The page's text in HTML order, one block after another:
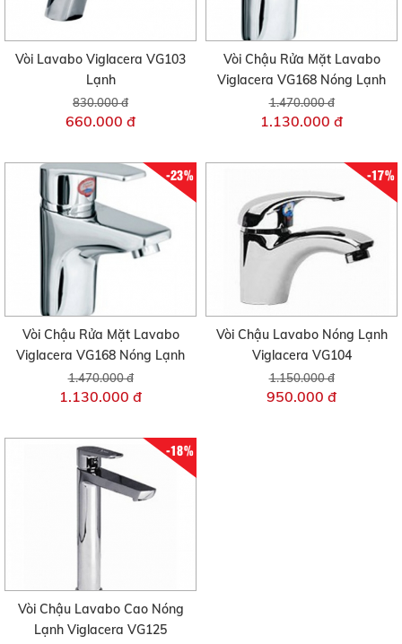
Vòi Lavabo Viglacera VG103
Lạnh
830.000 đ
660.000 đ
Vòi Chậu Rửa Mặt Lavabo
Viglacera VG168 Nóng Lạnh
1.470.000 đ
1.130.000 đ
-23%
Vòi Chậu Rửa Mặt Lavabo
Viglacera VG168 Nóng Lạnh
1.470.000 đ
1.130.000 đ
-17%
Vòi Chậu Lavabo Nóng Lạnh
Viglacera VG104
1.150.000 đ
950.000 đ
-18%
Vòi Chậu Lavabo Cao Nóng
Lạnh Viglacera VG125